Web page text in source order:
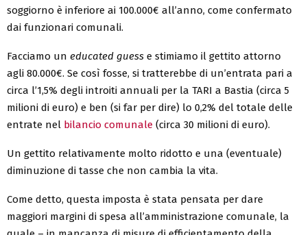
soggiorno è inferiore ai 100.000€ all’anno, come confermato
dai funzionari comunali.
Facciamo un educated guess e stimiamo il gettito attorno
agli 80.000€. Se così fosse, si tratterebbe di un’entrata pari a
circa l’1,5% degli introiti annuali per la TARI a Bastia (circa 5
milioni di euro) e ben (si far per dire) lo 0,2% del totale delle
entrate nel bilancio comunale (circa 30 milioni di euro).
Un gettito relativamente molto ridotto e una (eventuale)
diminuzione di tasse che non cambia la vita.
Come detto, questa imposta è stata pensata per dare
maggiori margini di spesa all’amministrazione comunale, la